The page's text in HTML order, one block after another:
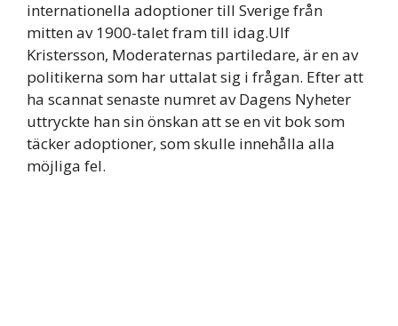
internationella adoptioner till Sverige från
mitten av 1900-talet fram till idag.Ulf
Kristersson, Moderaternas partiledare, är en av
politikerna som har uttalat sig i frågan. Efter att
ha scannat senaste numret av Dagens Nyheter
uttryckte han sin önskan att se en vit bok som
täcker adoptioner, som skulle innehålla alla
möjliga fel.